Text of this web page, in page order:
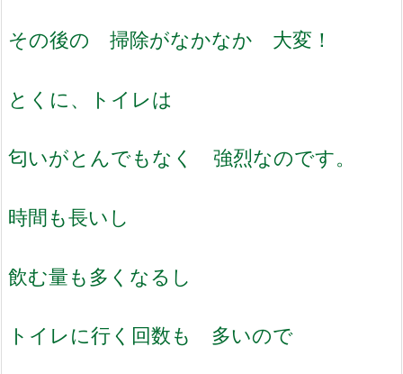
その後の 掃除がなかなか 大変！
とくに、トイレは
匂いがとんでもなく 強烈なのです。
時間も長いし
飲む量も多くなるし
トイレに行く回数も 多いので